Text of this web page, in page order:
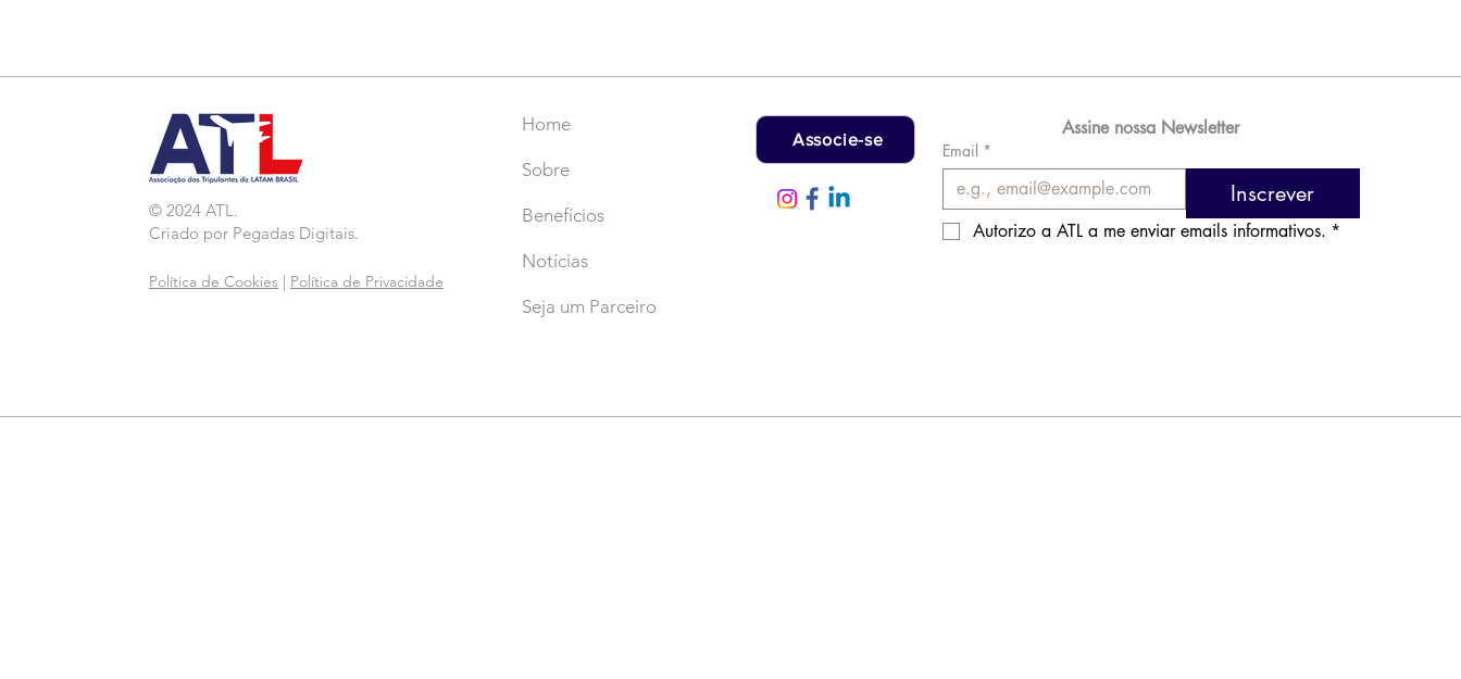
© 2024 ATL.
Criado por Pegadas Digitais.
Política de Cookies | Política de Privacidade
Home
Sobre
Benefícios
Notícias
Seja um Parceiro
Associe-se
Assine nossa Newsletter
Email *
Inscrever
Autorizo a ATL a me enviar emails informativos. *